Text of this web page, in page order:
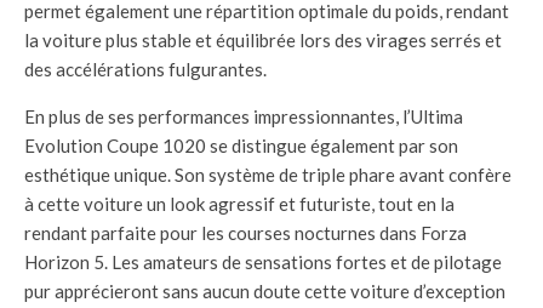
permet également une répartition optimale du poids, rendant
la voiture plus stable et équilibrée lors des virages serrés et
des accélérations fulgurantes.
En plus de ses performances impressionnantes, l’Ultima
Evolution Coupe 1020 se distingue également par son
esthétique unique. Son système de triple phare avant confère
à cette voiture un look agressif et futuriste, tout en la
rendant parfaite pour les courses nocturnes dans Forza
Horizon 5. Les amateurs de sensations fortes et de pilotage
pur apprécieront sans aucun doute cette voiture d’exception